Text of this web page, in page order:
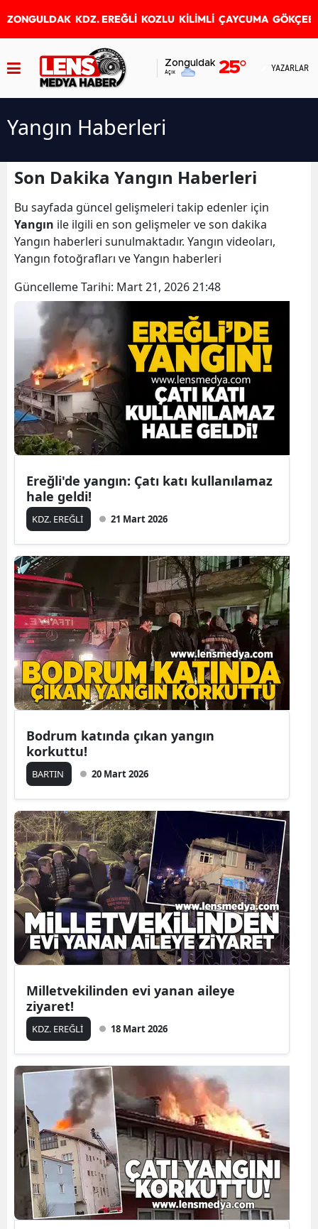
ZONGULDAK KDZ. EREĞLİ KOZLU KİLİMLİ ÇAYCUMA
Zonguldak
Açık 25° YAZARLAR
Yangın Haberleri
Son Dakika Yangın Haberleri
Bu sayfada güncel gelişmeleri takip edenler için
Yangın ile ilgili en son gelişmeler ve son dakika
Yangın haberleri sunulmaktadır. Yangın videoları,
Yangın fotoğrafları ve Yangın haberleri
Güncelleme Tarihi: Mart 21, 2026 21:48
Ereğli'de yangın: Çatı katı kullanılamaz
hale geldi!
KDZ. EREĞLİ 21 Mart 2026
Bodrum katında çıkan yangın
korkuttu!
BARTIN 20 Mart 2026
Milletvekilinden evi yanan aileye
ziyaret!
KDZ. EREĞLİ 18 Mart 2026